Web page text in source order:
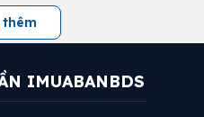
thêm
IMUABANBDS